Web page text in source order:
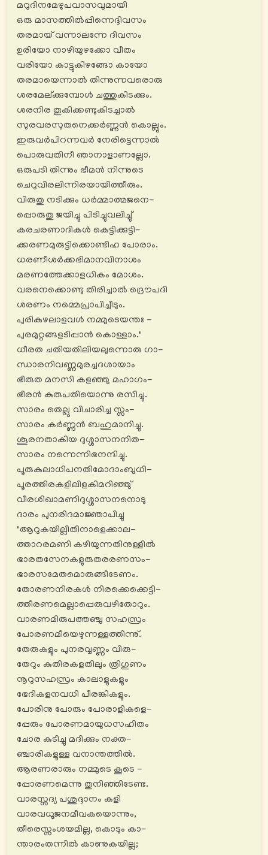
മറുദിനമേഴുപവാസവുമായി
ഒരു മാസത്തിൽപ്പിന്നെദ്ദിവസം
തരമായ് വന്നാലന്നേ ദിവസം
ഉരിയോ നാഴിയുഴക്കോ വീതം
വരിയോ കാട്ടുകിഴങ്ങോ കായോ
തരമായെന്നാൽ തിന്നുന്നവരൊരു
ശരമേല്ക്കുമ്പോൾ ചത്തുകിടക്കും.
ശരനിര തൂകിക്കണ്ടുകിടച്ചാൽ
സുരവരസുതനെക്കര്‍ണ്ണൻ കൊല്ലും.
ഇരുവർപിറന്നവർ നേരിട്ടെന്നാൽ
പൊരുവതിനീ ഞാനാളാണല്ലോ.
ഒരുപടി തിന്നും ഭീമൻ നിന്നുടെ
ചെറുവിരലിന്നിരയായിത്തീരും.
വിരുതു നടിക്കും ധര്‍മ്മാത്മജനെ-
പ്പൊരുതു ജയിച്ചു പിടിച്ചുവലിച്ചു്
കരചരണാദികൾ കെട്ടിക്കുട്ടി-
ക്കരണമുരുട്ടിക്കൊണ്ടിഹ പോരാം.
ധരണീശര്‍ക്കഭിമാനവിനാശം
മരണത്തേക്കാളധികം മോശം.
വരനെക്കൊണ്ടു തിരിച്ചാൽ ദ്രൌപദി
ശരണം നമ്മെപ്രാപിച്ചീടും.
പുരികുഴലാളവൾ നമ്മുടെയന്തഃ -
പുരമുറ്റങ്ങളടിപ്പാൻ കൊള്ളാം."
ധീരത ചതിയതിലിയലുന്നൊരു ഗാ-
ന്ധാരനിവണ്ണമുരച്ചദശായാം
ഭീരുത മനസി കളഞ്ഞു മഹാഗം-
ഭീരൻ കുരുപതിയൊന്നു രസിച്ചു.
സാരം തെല്ലു വിചാരിച്ച സ്സം-
സാരം കര്‍ണ്ണൻ ബഹുമാനിച്ചു.
ശൂരനതാകിയ ദുശ്ശാസനനിത-
സാരം നന്നെന്നിഭനന്ദിച്ചു.
പൂരുകുലാധിപനതിമോദാംബുധി-
പൂരത്തിരകളിലിളകിമറിഞ്ഞു്
വീരശിഖാമണിദുശ്ശാസനനൊടു
ദാരം പുനരിദമാജ്ഞാപിച്ചു
"ആറുകയില്ലിതിനാളെക്കാല-
ത്താറരമണി കഴിയുന്നതിനുള്ളിൽ
ഭാരതസേനകളുരുതരരണസം-
ഭാരസമേതമൊരുങ്ങീടേണം.
തോരണനിരകൾ നിരക്കെക്കെട്ടി-
ത്തീരണമെല്ലാപ്പെരുവഴിതോറും.
വാരണമിരുപത്തഞ്ചു സഹസ്രം
പോരണമീയെഴുന്നള്ളത്തിന്നു്.
തേരുകളും പുനരവ്വണ്ണം വിരു-
തേറും കുതിരകളതിലും ത്രിഗുണം
നൂറുസഹസ്രം കാലാളുകളും
ഭേദികളനവധി പീരങ്കികളും.
പോരിനു പോരും പോരാളികളെ-
പ്പേരും പോരണമായുധസഹിതം
ചോര കുടിച്ചു മദിക്കും നക്ത-
ഞ്ചാരികളുള്ള വനാന്തത്തിൽ.
ആരണരാരും നമ്മുടെ കൂടെ -
പ്പോരണമെന്നു തുനിഞ്ഞിടേണ്ട.
വാരസ്സദ്യ പശുദ്ദാനം കളി
വാരവധൂജനമീവകയൊന്നും,
തീരെസ്സംശയമില്ല, കൊടും കാ-
ന്താരംതന്നിൽ കാണുകയില്ല;